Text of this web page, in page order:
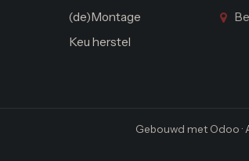
(de)Montage
Keu herstel
Gebouwd met Odoo ·